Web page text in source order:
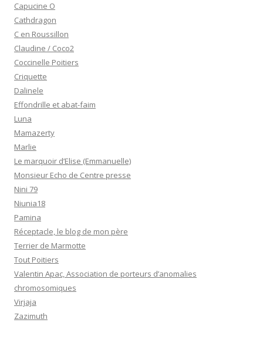
Capucine O
Cathdragon
C en Roussillon
Claudine / Coco2
Coccinelle Poitiers
Criquette
Dalinele
Effondrille et abat-faim
Luna
Mamazerty
Marlie
Le marquoir d’Elise (Emmanuelle)
Monsieur Echo de Centre presse
Nini 79
Niunia18
Pamina
Réceptacle, le blog de mon père
Terrier de Marmotte
Tout Poitiers
Valentin Apac, Association de porteurs d’anomalies
chromosomiques
Virjaja
Zazimuth